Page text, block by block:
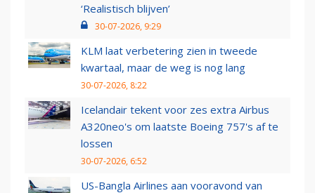
‘Realistisch blijven’
30-07-2026, 9:29
KLM laat verbetering zien in tweede
kwartaal, maar de weg is nog lang
30-07-2026, 8:22
Icelandair tekent voor zes extra Airbus
A320neo's om laatste Boeing 757's af te
lossen
30-07-2026, 6:52
US-Bangla Airlines aan vooravond van